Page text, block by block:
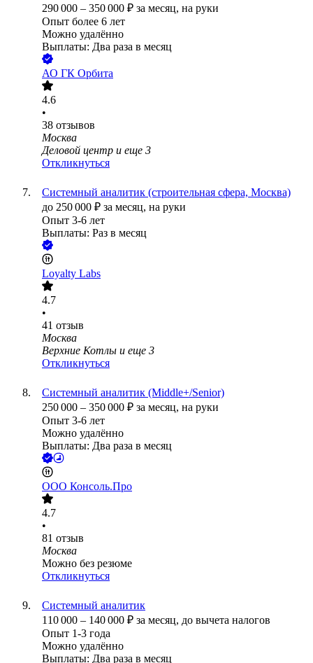
290 000 – 350 000 ₽ за месяц, на руки
Опыт более 6 лет
Можно удалённо
Выплаты: Два раза в месяц
АО ГК Орбита
4.6
•
38 отзывов
Москва
Деловой центр и еще 3
Откликнуться
Системный аналитик (строительная сфера, Москва)
до 250 000 ₽ за месяц, на руки
Опыт 3-6 лет
Выплаты: Раз в месяц
Loyalty Labs
4.7
•
41 отзыв
Москва
Верхние Котлы и еще 3
Откликнуться
Системный аналитик (Middle+/Senior)
250 000 – 350 000 ₽ за месяц, на руки
Опыт 3-6 лет
Можно удалённо
Выплаты: Два раза в месяц
ООО Консоль.Про
4.7
•
81 отзыв
Москва
Можно без резюме
Откликнуться
Системный аналитик
110 000 – 140 000 ₽ за месяц, до вычета налогов
Опыт 1-3 года
Можно удалённо
Выплаты: Два раза в месяц